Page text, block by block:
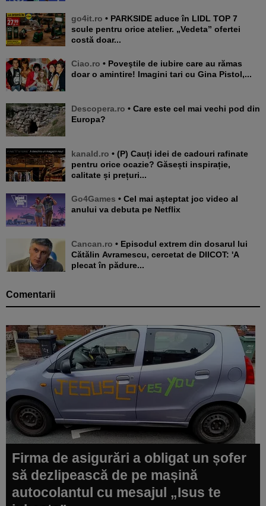
go4it.ro • PARKSIDE aduce în LIDL TOP 7
scule pentru orice atelier. „Vedeta” ofertei
costă doar...
Ciao.ro • Poveştile de iubire care au rămas
doar o amintire! Imagini tari cu Gina Pistol,...
Descopera.ro • Care este cel mai vechi pod din
Europa?
kanald.ro • (P) Cauți idei de cadouri rafinate
pentru orice ocazie? Găsești inspirație,
calitate și prețuri...
Go4Games • Cel mai așteptat joc video al
anului va debuta pe Netflix
Cancan.ro • Episodul extrem din dosarul lui
Cătălin Avramescu, cercetat de DIICOT: 'A
plecat în pădure...
Comentarii
Firma de asigurări a obligat un șofer
să dezlipească de pe mașină
autocolantul cu mesajul „Isus te